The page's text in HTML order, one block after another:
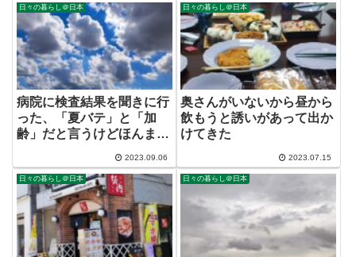
日々の暮らし＠日本
病院に検査結果を聞きに行
った、「夏バテ」と「加
齢」だと言うけどほんまか
2023.09.06
日々の暮らし＠日本
奥さんがいないから昼から
飲もうと誘いがあって出か
けてきた
2023.07.15
日々の暮らし＠日本 日々の暮らし＠日本